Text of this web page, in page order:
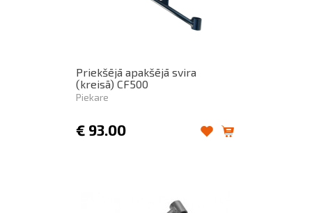
Priekšējā apakšējā svira
(kreisā) CF500
Piekare
€ 93.00